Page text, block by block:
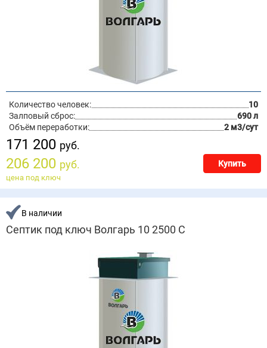
Количество человек:
10
Залповый сброс:
690 л
Объём переработки:
2 м3/сут
171 200 руб.
206 200 руб. Купить
цена под ключ
В наличии
Септик под ключ Волгарь 10 2500 С